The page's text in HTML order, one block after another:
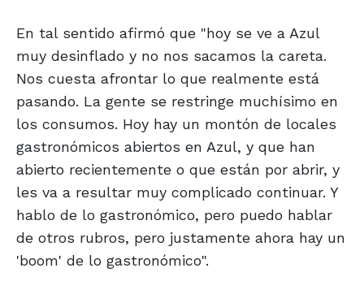
En tal sentido afirmó que "hoy se ve a Azul
muy desinflado y no nos sacamos la careta.
Nos cuesta afrontar lo que realmente está
pasando. La gente se restringe muchísimo en
los consumos. Hoy hay un montón de locales
gastronómicos abiertos en Azul, y que han
abierto recientemente o que están por abrir, y
les va a resultar muy complicado continuar. Y
hablo de lo gastronómico, pero puedo hablar
de otros rubros, pero justamente ahora hay un
'boom' de lo gastronómico".